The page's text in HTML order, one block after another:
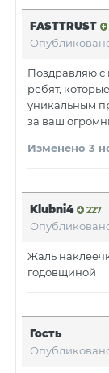
FASTTRUST
Поздравляю с
ребят,
уникальным
за ваш
Изменено 3
Klubni4 227
Жаль
годовщиной
Гость